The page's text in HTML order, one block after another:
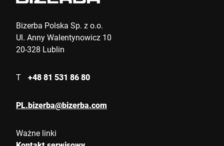
Bizerba Polska Sp. z o.o.
Ul. Anny Walentynowicz 10
20-328 Lublin
T +48 81 531 86 80
PL.bizerba@bizerba.com
Ważne linki